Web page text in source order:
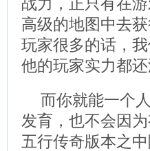
高级的地图中去
玩家很多的话，
他的玩家实力都
而你就能一个
发育，也不会因
五行传奇版本之